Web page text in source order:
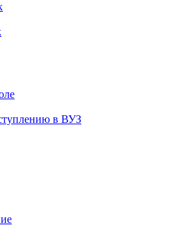
в ВУЗ